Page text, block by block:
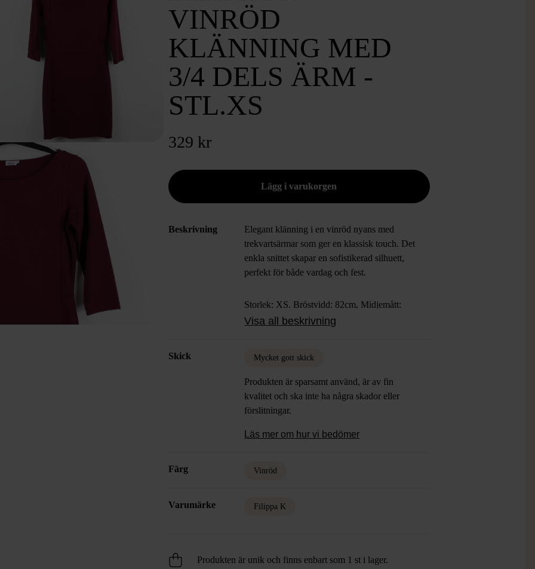
VINRÖD
KLÄNNING MED
3/4 DELS ÄRM -
STL.XS
329 kr
Beskrivning
Elegant klänning i en vinröd nyans med
trekvartsärmar som ger en klassisk touch. Det
enkla snittet skapar en sofistikerad silhuett,
perfekt för både vardag och fest.
Storlek: XS. Bröstvidd: 82cm, Midjemått:
68cm, Längd: 90cm
Visa all beskrivning
Skick Mycket gott skick
Produkten är sparsamt använd, är av fin
kvalitet och ska inte ha några skador eller
förslitningar.
Läs mer om hur vi bedömer
Färg Vinröd
Varumärke Filippa K
Produkten är unik och finns enbart som 1 st i lager.